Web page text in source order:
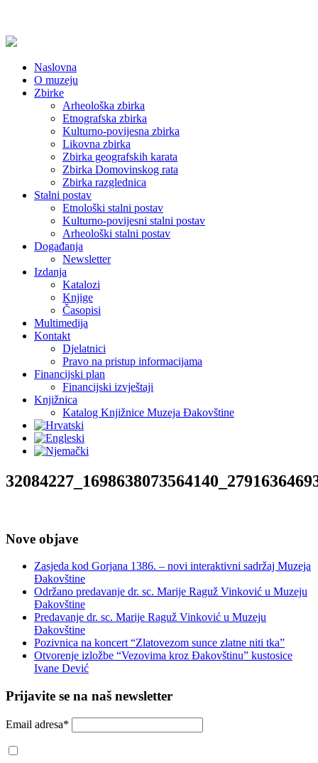
Naslovna
O muzeju
Zbirke
Arheološka zbirka
Etnografska zbirka
Kulturno-povijesna zbirka
Likovna zbirka
Zbirka geografskih karata
Zbirka Domovinskog rata
Zbirka razglednica
Stalni postav
Etnološki stalni postav
Kulturno-povijesni stalni postav
Arheološki stalni postav
Događanja
Newsletter
Izdanja
Katalozi
Knjige
Časopisi
Multimedija
Kontakt
Djelatnici
Pravo na pristup informacijama
Financijski plan
Financijski izvještaji
Knjižnica
Katalog Knjižnice Muzeja Đakovštine
Nove objave
Zasjeda kod Gorjana 1386. – novi interaktivni sadržaj Muzeja
Đakovštine
Održano predavanje dr. sc. Marije Raguž Vinković u Muzeju
Đakovštine
Predavanje dr. sc. Marije Raguž Vinković u Muzeju
Đakovštine
Pozivnica na koncert “Zlatovezom sunce zlatne niti tka”
Otvorenje izložbe “Vezovima kroz Đakovštinu” kustosice
Ivane Dević
Prijavite se na naš newsletter
Email adresa*